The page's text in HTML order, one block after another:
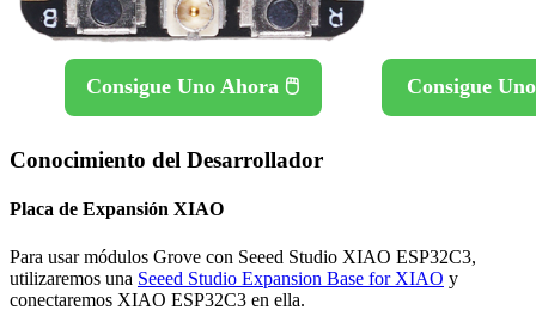
Consigue Uno Ahora 🖱️ Consigue
Conocimiento del Desarrollador
Placa de Expansión XIAO
Para usar módulos Grove con Seeed Studio XIAO ESP32C3,
utilizaremos una Seeed Studio Expansion Base for XIAO y
conectaremos XIAO ESP32C3 en ella.